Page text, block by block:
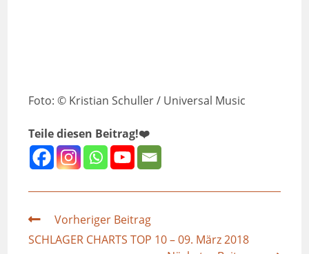
Foto: © Kristian Schuller / Universal Music
Teile diesen Beitrag!❤️
Vorheriger Beitrag
SCHLAGER CHARTS TOP 10 – 09. März 2018